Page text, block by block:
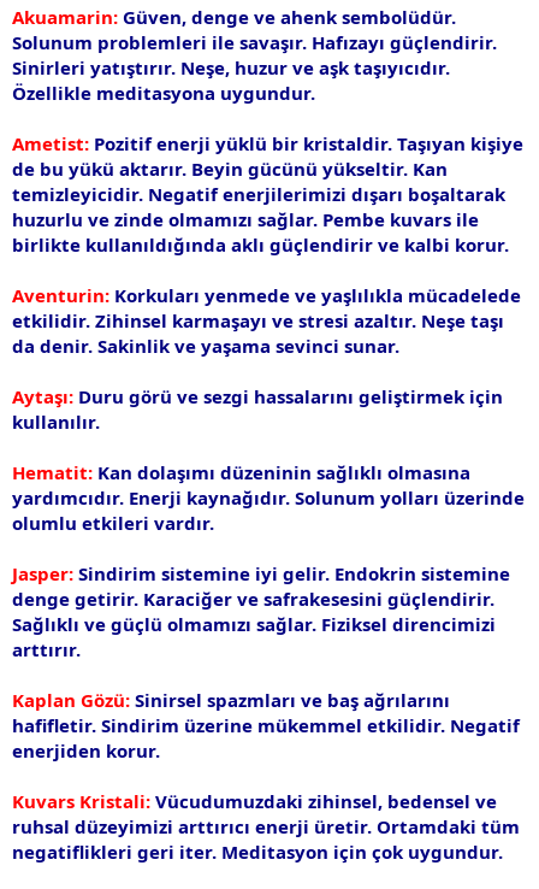
Akuamarin: Güven, denge ve ahenk sembolüdür.
Solunum problemleri ile savaşır. Hafızayı güçlendirir.
Sinirleri yatıştırır. Neşe, huzur ve aşk taşıyıcıdır.
Özellikle meditasyona uygundur.
Ametist: Pozitif enerji yüklü bir kristaldir. Taşıyan kişiye
de bu yükü aktarır. Beyin gücünü yükseltir. Kan
temizleyicidir. Negatif enerjilerimizi dışarı boşaltarak
huzurlu ve zinde olmamızı sağlar. Pembe kuvars ile
birlikte kullanıldığında aklı güçlendirir ve kalbi korur.
Aventurin: Korkuları yenmede ve yaşlılıkla mücadelede
etkilidir. Zihinsel karmaşayı ve stresi azaltır. Neşe taşı
da denir. Sakinlik ve yaşama sevinci sunar.
Aytaşı: Duru görü ve sezgi hassalarını geliştirmek için
kullanılır.
Hematit: Kan dolaşımı düzeninin sağlıklı olmasına
yardımcıdır. Enerji kaynağıdır. Solunum yolları üzerinde
olumlu etkileri vardır.
Jasper: Sindirim sistemine iyi gelir. Endokrin sistemine
denge getirir. Karaciğer ve safrakesesini güçlendirir.
Sağlıklı ve güçlü olmamızı sağlar. Fiziksel direncimizi
arttırır.
Kaplan Gözü: Sinirsel spazmları ve baş ağrılarını
hafifletir. Sindirim üzerine mükemmel etkilidir. Negatif
enerjiden korur.
Kuvars Kristali: Vücudumuzdaki zihinsel, bedensel ve
ruhsal düzeyimizi arttırıcı enerji üretir. Ortamdaki tüm
negatiflikleri geri iter. Meditasyon için çok uygundur.